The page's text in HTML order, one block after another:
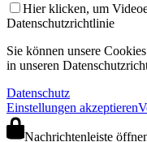
Hier klicken, um
Datenschutzrichtlinie
Sie können unsere
in unseren
Datenschutz
Einstellungen akzeptieren
Nachrichtenleiste